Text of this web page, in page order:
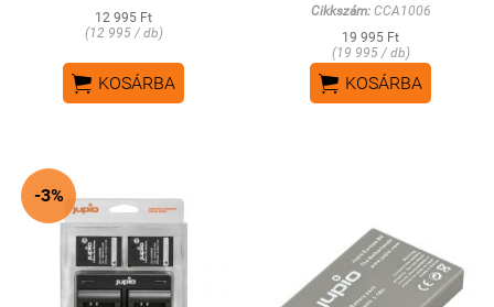
12 995 Ft
(12 995 / db)
 KOSÁRBA
Cikkszám:CCA1006
19 995 Ft
(19 995 / db)
 KOSÁRBA
-3%